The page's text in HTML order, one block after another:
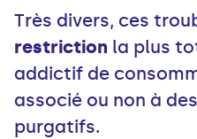
Très divers, ces
restriction la plus
addictif de
associé ou non à
purgatifs.